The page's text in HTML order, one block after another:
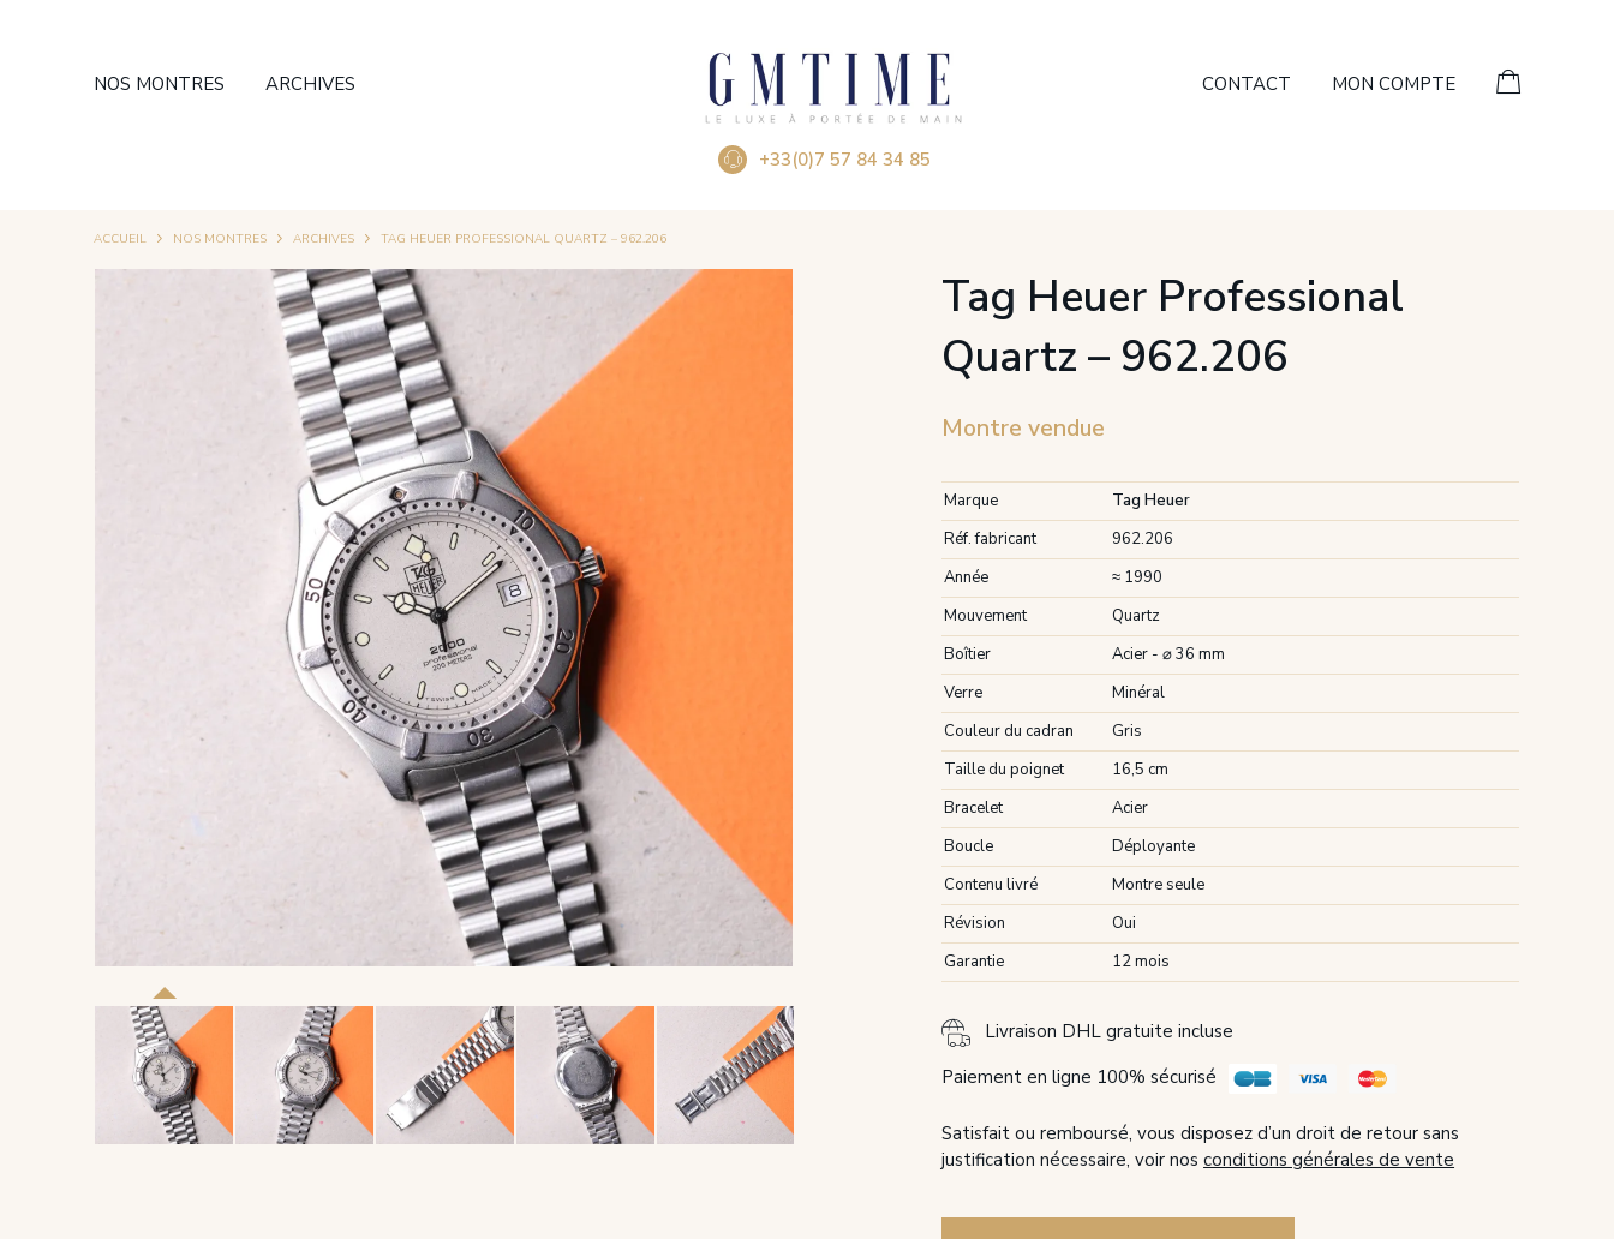
NOS MONTRES ARCHIVES
+33(0)7 57 84 34 85
CONTACT MON COMPTE
ACCUEIL NOS MONTRES ARCHIVES TAG HEUER PROFESSIONAL QUARTZ – 962.206
Tag Heuer Professional
Quartz – 962.206
Montre vendue
Marque
Tag Heuer
Réf. fabricant
962.206
Année
≈ 1990
Mouvement
Quartz
Boîtier
Acier - ⌀ 36 mm
Verre
Minéral
Couleur du cadran
Gris
Taille du poignet
16,5 cm
Bracelet
Acier
Boucle
Déployante
Contenu livré
Montre seule
Révision
Oui
Garantie
12 mois
Livraison DHL gratuite incluse
Paiement en ligne 100% sécurisé
Satisfait ou remboursé, vous disposez d’un droit de retour sans
justification nécessaire, voir nosconditions générales de vente